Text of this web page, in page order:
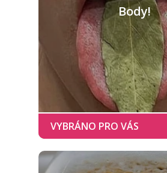
Body!